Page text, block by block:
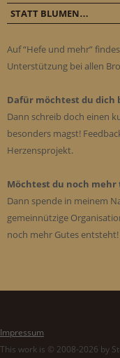
STATT BLUMEN…
Auf “Hefe und mehr”
Unterstützung bei allen
Dafür möchtest du dich
Dann schreib doch einen
besonders magst!
Herzensprojekt.
Möchtest du noch mehr
Dann spende in meinem
gemeinnützige
noch mehr Gutes entsteht!
Impressum
This work is © 2008-2026 by